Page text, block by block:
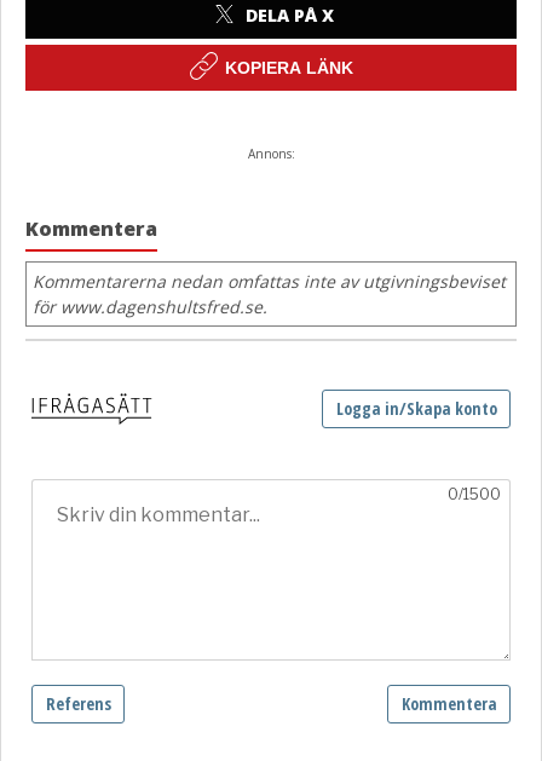
DELA PÅ X
KOPIERA LÄNK
Annons:
Kommentera
Kommentarerna nedan omfattas inte av utgivningsbeviset
för www.dagenshultsfred.se.